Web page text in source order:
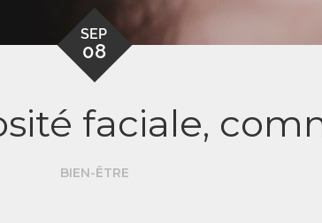
SEP
08
faciale,
BIEN-ÊTRE